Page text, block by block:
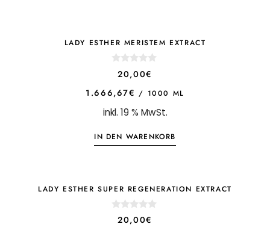
LADY ESTHER MERISTEM EXTRACT
t
f
20,00€
1.666,67€ / 1000 ML
inkl. 19 % MwSt.
IN DEN WARENKORB
LADY ESTHER SUPER REGENERATION EXTRACT
20,00€